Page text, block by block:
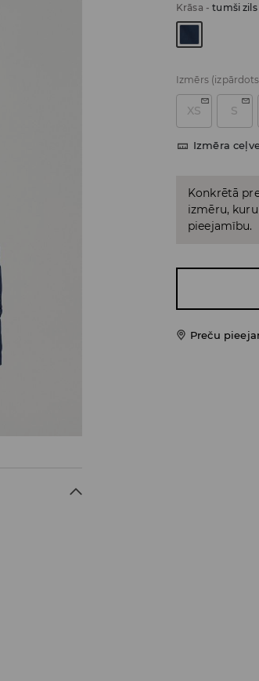
Krāsa -tumši zils
Izmērs
XS S
Izmēra
Konkrētā
izmēru,
pieejamību.
Preču